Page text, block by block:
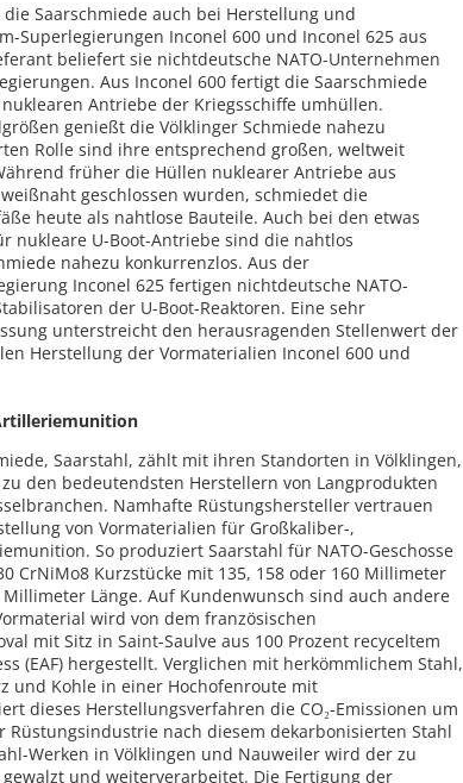
Saarschmiede auch bei Herstellung und
Superlegierungen Inconel 600 und Inconel 625 aus
beliefert sie nichtdeutsche NATO-Unternehmen
Aus Inconel 600 fertigt die Saarschmiede
Antriebe der Kriegsschiffe umhüllen.
genießt die Völklinger Schmiede nahezu
Rolle sind ihre entsprechend großen, weltweit
früher die Hüllen nuklearer Antriebe aus
geschlossen wurden, schmiedet die
heute als nahtlose Bauteile. Auch bei den etwas
nukleare U-Boot-Antriebe sind die nahtlos
nahezu konkurrenzlos. Aus der
Inconel 625 fertigen nichtdeutsche NATO-
der U-Boot-Reaktoren. Eine sehr
unterstreicht den herausragenden Stellenwert der
Herstellung der Vormaterialien Inconel 600 und
Saarstahl, zählt mit ihren Standorten in Völklingen,
den bedeutendsten Herstellern von Langprodukten
Namhafte Rüstungshersteller vertrauen
von Vormaterialien für Großkaliber-,
So produziert Saarstahl für NATO-Geschosse
CrNiMo8 Kurzstücke mit 135, 158 oder 160 Millimeter
Millimeter Länge. Auf Kundenwunsch sind auch andere
wird von dem französischen
mit Sitz in Saint-Saulve aus 100 Prozent recyceltem
(EAF) hergestellt. Verglichen mit herkömmlichem Stahl,
und Kohle in einer Hochofenroute mit
dieses Herstellungsverfahren die CO₂-Emissionen um
Rüstungsindustrie nach diesem dekarbonisierten Stahl
Werken in Völklingen und Nauweiler wird der zu
gewalzt und weiterverarbeitet. Die Fertigung der